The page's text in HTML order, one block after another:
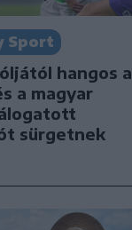
Sport
hangos a
a magyar
sürgetnek